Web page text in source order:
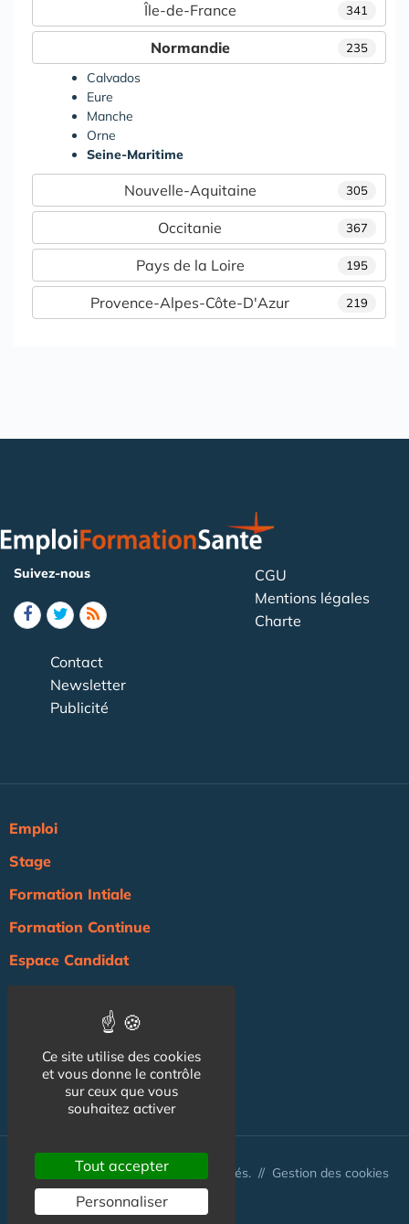
341
Île-de-France
235
Normandie
Calvados
Eure
Manche
Orne
Seine-Maritime
305
Nouvelle-Aquitaine
367
Occitanie
195
Pays de la Loire
219
Provence-Alpes-Côte-D'Azur
Suivez-nous
CGU
Mentions légales
Charte
Contact
Newsletter
Publicité
Emploi
Stage
Formation Intiale
Formation Continue
Espace Candidat
Agenda
NOS AUTRES SITES :
© Australis 2026 - Tous droits réservés. // Gestion des cookies
Ce site utilise des cookies
et vous donne le contrôle
sur ceux que vous
souhaitez activer
Tout accepter
Personnaliser